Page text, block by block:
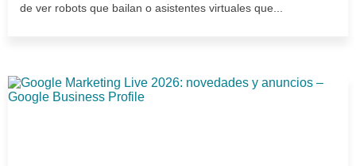
de ver robots que bailan o asistentes virtuales que...